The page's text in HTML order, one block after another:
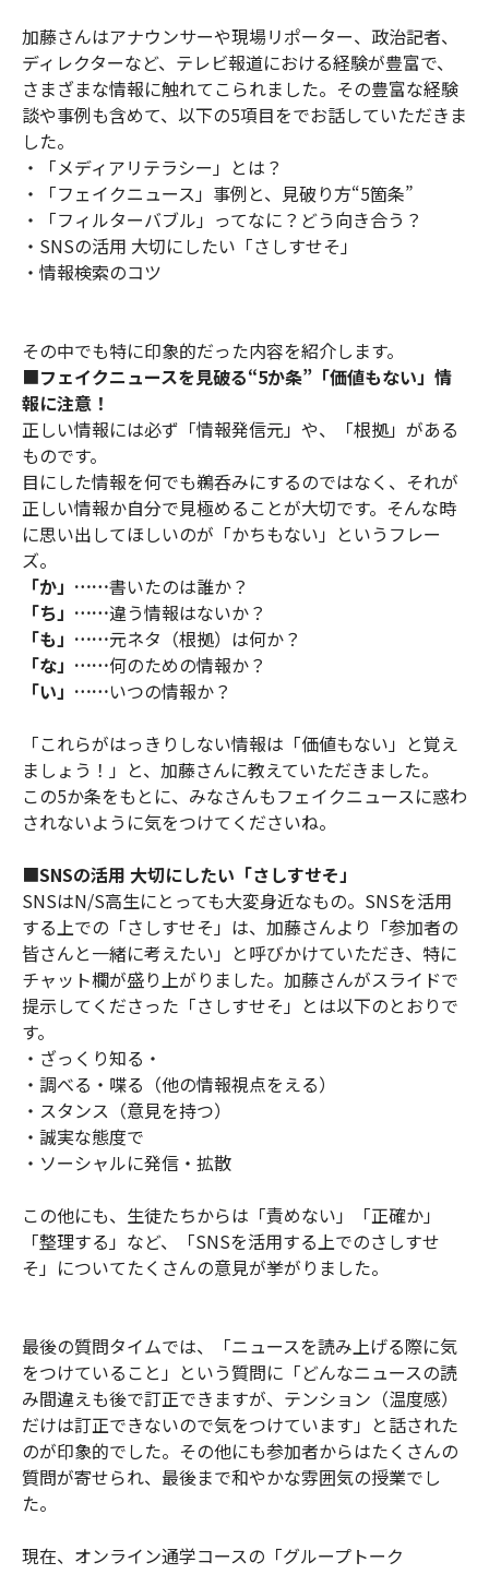
加藤さんはアナウンサーや現場リポーター、政治記者、
ディレクターなど、テレビ報道における経験が豊富で、
さまざまな情報に触れてこられました。その豊富な経験
談や事例も含めて、以下の5項目をでお話していただきま
した。
・「メディアリテラシー」とは？
・「フェイクニュース」事例と、見破り方“5箇条”
・「フィルターバブル」ってなに？どう向き合う？
・SNSの活用 大切にしたい「さしすせそ」
・情報検索のコツ
その中でも特に印象的だった内容を紹介します。
■フェイクニュースを見破る“5か条”「価値もない」情
報に注意！
正しい情報には必ず「情報発信元」や、「根拠」がある
ものです。
目にした情報を何でも鵜呑みにするのではなく、それが
正しい情報か自分で見極めることが大切です。そんな時
に思い出してほしいのが「かちもない」というフレー
ズ。
「か」 ……書いたのは誰か？
「ち」 ……違う情報はないか？
「も」 ……元ネタ（根拠）は何か？
「な」 ……何のための情報か？
「い」 ……いつの情報か？
「これらがはっきりしない情報は「価値もない」と覚え
ましょう！」と、加藤さんに教えていただきました。
この5か条をもとに、みなさんもフェイクニュースに惑わ
されないように気をつけてくださいね。
■SNSの活用 大切にしたい「さしすせそ」
SNSはN/S高生にとっても大変身近なもの。SNSを活用
する上での「さしすせそ」は、加藤さんより「参加者の
皆さんと一緒に考えたい」と呼びかけていただき、特に
チャット欄が盛り上がりました。加藤さんがスライドで
提示してくださった「さしすせそ」とは以下のとおりで
す。
・ざっくり知る・
・調べる・喋る（他の情報視点をえる）
・スタンス（意見を持つ）
・誠実な態度で
・ソーシャルに発信・拡散
この他にも、生徒たちからは「責めない」「正確か」
「整理する」など、「SNSを活用する上でのさしすせ
そ」についてたくさんの意見が挙がりました。
最後の質問タイムでは、「ニュースを読み上げる際に気
をつけていること」という質問に「どんなニュースの読
み間違えも後で訂正できますが、テンション（温度感）
だけは訂正できないので気をつけています」と話された
のが印象的でした。その他にも参加者からはたくさんの
質問が寄せられ、最後まで和やかな雰囲気の授業でし
た。
現在、オンライン通学コースの「グループトーク